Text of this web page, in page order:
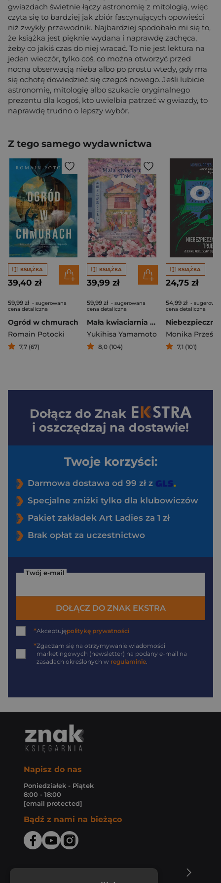
gwiazdach świetnie łączy astronomię z mitologią, więc
czyta się to bardziej jak zbiór fascynujących opowieści
niż zwykły przewodnik. Najbardziej spodobało mi się to,
że książka jest pięknie wydana i naprawdę zachęca,
żeby co jakiś czas do niej wracać. To nie jest lektura na
jeden wieczór, tylko coś, co można otworzyć przed
nocną obserwacją nieba albo po prostu wtedy, gdy ma
się ochotę dowiedzieć się czegoś nowego. Jeśli lubicie
astronomię, mitologię albo szukacie oryginalnego
prezentu dla kogoś, kto uwielbia patrzeć w gwiazdy, to
naprawdę trudno o lepszy wybór.
Z tego samego wydawnictwa
KSIĄŻKA
39,40 zł
59,99 zł - sugerowana
cena detaliczna
Ogród w chmurach
Romain Potocki
7,7 (67)
KSIĄŻKA
39,99 zł
59,99 zł - sugerowana
cena detaliczna
Mała kwiaciarnia w Tokio
Yukihisa Yamamoto
8,0 (104)
KSIĄŻKA
24,75 zł
54,99 zł -
cena detaliczna
7,1 (101)
Dołącz do Znak
i oszczędzaj na dostawie!
Twoje korzyści:
Darmowa dostawa od 99 zł z
Specjalne zniżki tylko dla klubowiczów
Pakiet zakładek Art Ladies za 1 zł
Brak opłat za uczestnictwo
Twój e-mail
DOŁĄCZ DO ZNAK EKSTRA
*Akceptujępolitykę prywatności
*Zgadzam się na otrzymywanie wiadomości
marketingowych (newsletter) na podany e-mail na
zasadach określonych w regulaminie.
Napisz do nas
Poniedziałek - Piątek
8:00 - 18:00
[email protected]
Bądź z nami na bieżąco